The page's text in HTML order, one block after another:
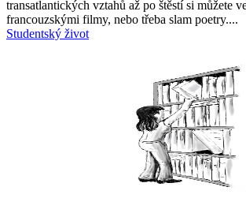
transatlantických vztahů až po štěstí si můžete
francouzskými filmy, nebo třeba slam poetry....
Studentský život